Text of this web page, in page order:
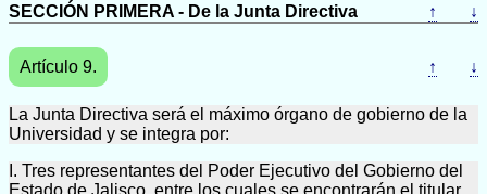
SECCIÓN PRIMERA - De la Junta Directiva ↑ ↓
Artículo 9. ↑ ↓
La Junta Directiva será el máximo órgano de gobierno de la
Universidad y se integra por:
I. Tres representantes del Poder Ejecutivo del Gobierno del